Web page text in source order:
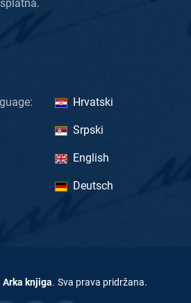
Hrvatski
Srpski
English
Deutsch
Arka knjiga. Sva prava pridržana.